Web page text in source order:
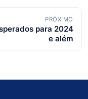
PRÓXIMO
para 2024
e além